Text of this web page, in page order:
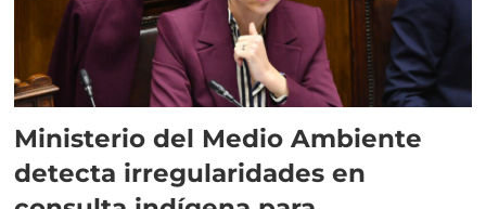
Ministerio del Medio Ambiente
detecta irregularidades en